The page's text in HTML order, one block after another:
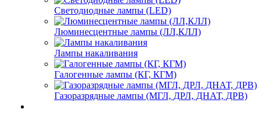
Светодиодные лампы (LED)
Люминесцентные лампы (ЛЛ,КЛЛ)
Лампы накаливания
Галогенные лампы (КГ, КГМ)
Газоразрядные лампы (МГЛ, ДРЛ, ДНАТ, ДРВ)